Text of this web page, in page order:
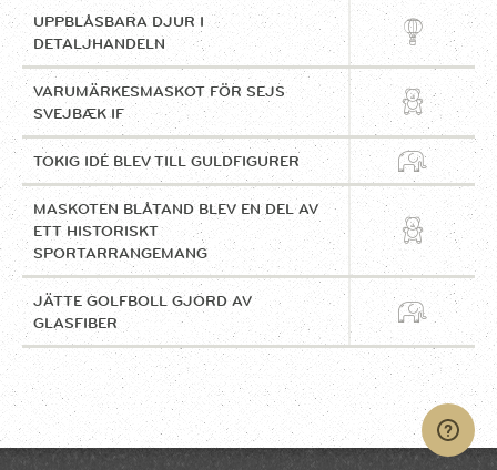
UPPBLÅSBARA DJUR I
DETALJHANDELN
VARUMÄRKESMASKOT FÖR SEJS
SVEJBÆK IF
TOKIG IDÉ BLEV TILL GULDFIGURER
MASKOTEN BLÅTAND BLEV EN DEL AV
ETT HISTORISKT
SPORTARRANGEMANG
JÄTTE GOLFBOLL GJORD AV
GLASFIBER